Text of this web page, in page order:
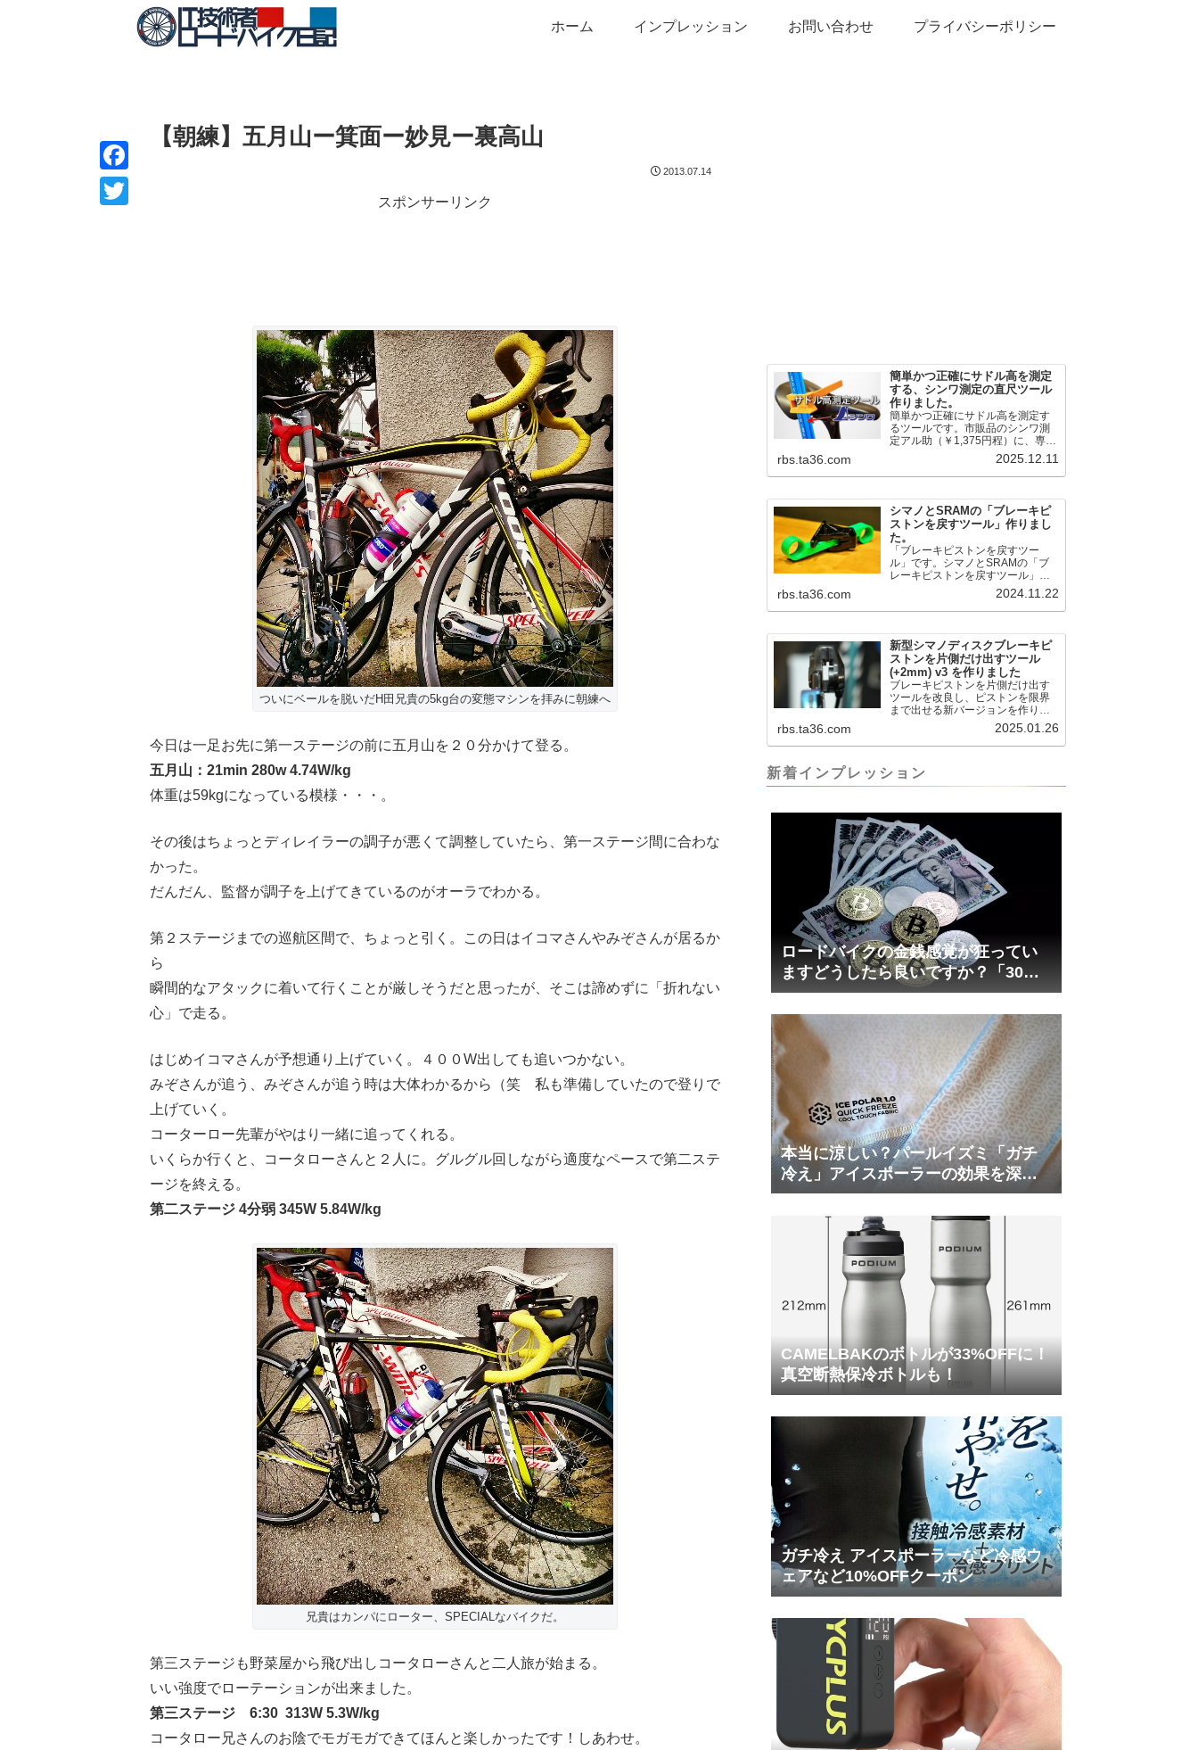
ホーム インプレッション お問い合わせ プライバシーポリシー
【朝練】五月山ー箕面ー妙見ー裏高山
2013.07.14
スポンサーリンク
ついにベールを脱いだH田兄貴の5kg台の変態マシンを拝みに朝練へ
今日は一足お先に第一ステージの前に五月山を２０分かけて登る。
五月山：21min 280w 4.74W/kg
体重は59kgになっている模様・・・。
その後はちょっとディレイラーの調子が悪くて調整していたら、第一ステージ間に合わな
かった。
だんだん、監督が調子を上げてきているのがオーラでわかる。
第２ステージまでの巡航区間で、ちょっと引く。この日はイコマさんやみぞさんが居るか
ら
瞬間的なアタックに着いて行くことが厳しそうだと思ったが、そこは諦めずに「折れない
心」で走る。
はじめイコマさんが予想通り上げていく。４００W出しても追いつかない。
みぞさんが追う、みぞさんが追う時は大体わかるから（笑 私も準備していたので登りで
上げていく。
コーターロー先輩がやはり一緒に追ってくれる。
いくらか行くと、コータローさんと２人に。グルグル回しながら適度なペースで第二ステ
ージを終える。
第二ステージ 4分弱 345W 5.84W/kg
兄貴はカンパにローター、SPECIALなバイクだ。
第三ステージも野菜屋から飛び出しコータローさんと二人旅が始まる。
いい強度でローテーションが出来ました。
第三ステージ 6:30 313W 5.3W/kg
コータロー兄さんのお陰でモガモガできてほんと楽しかったです！しあわせ。
F
簡単かつ正確にサドル高を測定
する、シンワ測定の直尺ツール
作りました。
簡単かつ正確にサドル高を測定す
るツールです。市販品のシンワ測
定アル助（￥1,375円程）に、専用
のサドル高測定ツールを取り付け
て使用します。これまで以上に、
サドル高を容易に測定できるよう
Sokutei) アルミ直尺 アル助 1m ホ
ワイト 65445posted at 2025.12.12
シンワ測定(Shinwa Sokutei)
￥1,375Amazon.c...
rbs.ta36.com 2025.12.11
シマノとSRAMの「ブレーキピ
ストンを戻すツール」作りまし
た。
「ブレーキピストンを戻すツー
ル」です。シマノとSRAMの「ブ
レーキピストンを戻すツール」作
りました。出したからには、戻す
必要が。。。でも、タイヤレバー
や六角レンチはつかってはダメだ
戻すツール」
pic.twitter.com/jiwVmCb32N— IT技
術者ロードバイク (@FJT_TKS)
November 22, 2024何ができるの
かというと、出ているピス...
rbs.ta36.com 2024.11.22
新型シマノディスクブレーキピ
ストンを片側だけ出すツール
(+2mm) v3 を作りました
ブレーキピストンを片側だけ出す
ツールを改良し、ピストンを限界
まで出せる新バージョンを作りま
した。前作よりも+2.18mm出せる
ようになりました。寸法設計に関
しては、数パターンを作って、オ
も安全な寸法設計に落ち着いてい
ます。ピストン出しチキンレース
れしましたが、ギリギリまで攻め
てますのでピストン内部の汚れを
さらに掃除できると思います。前
作の...
rbs.ta36.com 2025.01.26
新着インプレッション
ロードバイクの金銭感覚が狂ってい
ますどうしたら良いですか？「30万
円は安い」の正体
本当に涼しい？パールイズミ「ガチ
冷え」アイスポーラーの効果を深部
体温計COREで測ってみた
CAMELBAKのボトルが33%OFFに！
真空断熱保冷ボトルも！
ガチ冷え アイスポーラーなど冷感ウ
ェアなど10%OFFクーポン